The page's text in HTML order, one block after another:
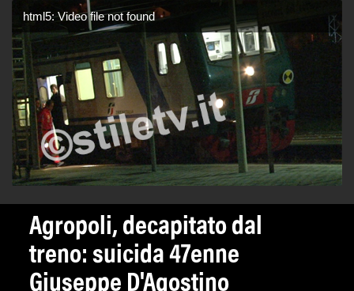
html5: Video file not found
Agropoli, decapitato dal
treno: suicida 47enne
Giuseppe D'Agostino